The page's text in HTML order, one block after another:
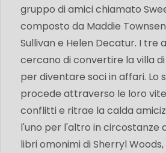
gruppo di amici chiamato
composto da Maddie
Sullivan e Helen Decatur. I tre
cercano di convertire la villa di
per diventare soci in affari. Lo
procede attraverso le loro vite
conflitti e ritrae la calda
l'uno per l'altro in circostanze
libri omonimi di Sherryl